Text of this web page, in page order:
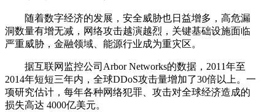
随着数字经济的发展，安全威胁也日益增多，高危漏
洞数量有增无减，网络攻击越演越烈，关键基础设施面临
严重威胁，金融领域、能源行业成为重灾区。
据互联网监控公司Arbor Networks的数据，2011年至
2014年短短三年内，全球DDoS攻击量增加了30倍以上。一
项研究估计，每年各种网络犯罪、攻击对全球经济造成的
损失高达 4000亿美元。